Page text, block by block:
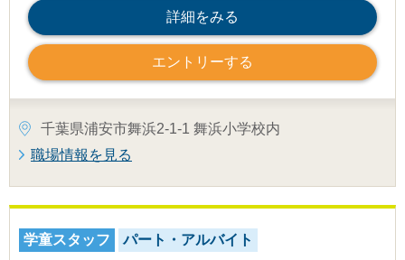
詳細をみる
エントリーする
千葉県浦安市舞浜2-1-1 舞浜小学校内
職場情報を見る
学童スタッフ パート・アルバイト